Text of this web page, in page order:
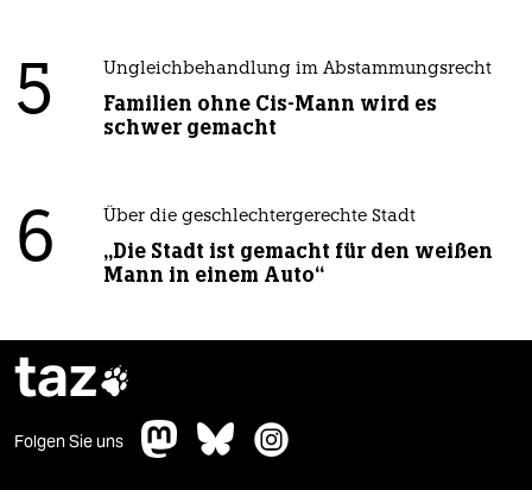
5 Ungleichbehandlung im Abstammungsrecht
Familien ohne Cis-Mann wird es
schwer gemacht
6 Über die geschlechtergerechte Stadt
„Die Stadt ist gemacht für den weißen
Mann in einem Auto“
taz
Folgen Sie uns